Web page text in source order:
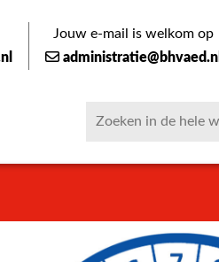
Jouw e-mail is welkom op
administratie@bhvaed.nl